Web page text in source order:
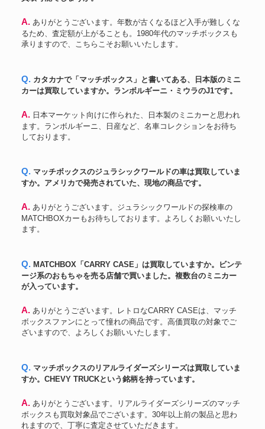
A. ありがとうございます。年数が古くなるほど入手が難しくな
るため、査定額が上がることも。1980年代のマッチボックスも
承りますので、こちらこそお願いいたします。
Q. カタカナで「マッチボックス」と書いてある、日本版のミニ
カーは買取していますか。ランボルギーニ・ミウラのJ1です。
A. 日本マーケット向けに作られた、日本製のミニカーと思われ
ます。ランボルギーニ、日産など、名車コレクションをお待ち
しております。
Q. マッチボックスのジュラシックワールドの車は買取していま
すか。アメリカで発売されていた、現地の商品です。
A. ありがとうございます。ジュラシックワールドの探検車の
MATCHBOXカーもお待ちしております。よろしくお願いいたし
ます。
Q. MATCHBOX「CARRY CASE」は買取していますか。ビンテ
ージ系のおもちゃを売る店舗で買いました。複数台のミニカー
が入っています。
A. ありがとうございます。レトロなCARRY CASEは、マッチ
ボックスファンにとって憧れの商品です。高価買取の対象でご
ざいますので、よろしくお願いいたします。
Q. マッチボックスのリアルライダーズシリーズは買取していま
すか。CHEVY TRUCKという銘柄を持っています。
A. ありがとうございます。リアルライダーズシリーズのマッチ
ボックスも買取対象品でございます。30年以上前の製品と思わ
れますので、丁寧に査定させていただきます。